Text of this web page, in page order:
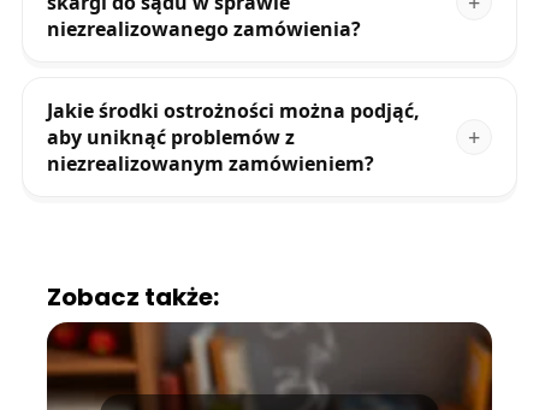
niezrealizowanego zamówienia?
Jakie środki ostrożności można podjąć,
aby uniknąć problemów z
niezrealizowanym zamówieniem?
Zobacz także: